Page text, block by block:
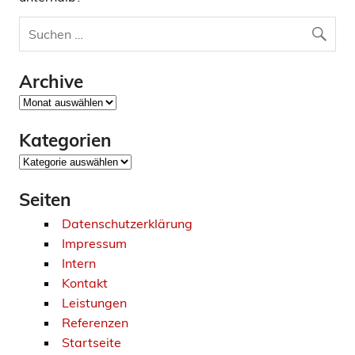
Archive
Archive
Kategorien
Kategorien
Seiten
Datenschutzerklärung
Impressum
Intern
Kontakt
Leistungen
Referenzen
Startseite